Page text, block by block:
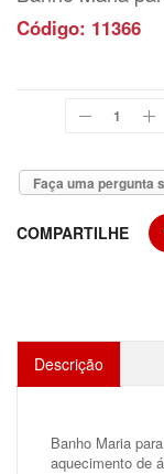
Código: 11366
Faça uma pergunta
COMPARTILHE
Descrição
Banho Maria
aquecimento de